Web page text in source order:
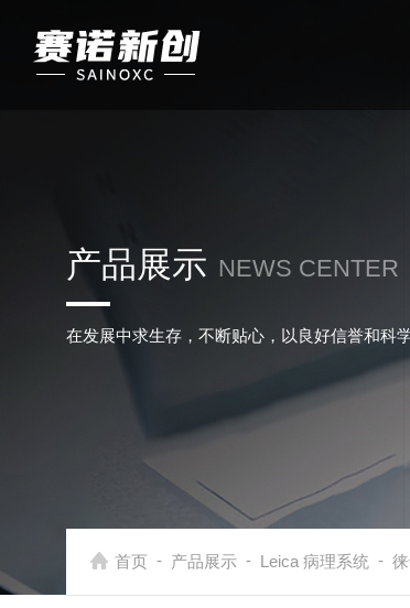
产品展示 NEWS CENTER
在发展中求生存，不断贴心，以良好信誉和科
首页 - 产品展示 - Leica 病理系统 -